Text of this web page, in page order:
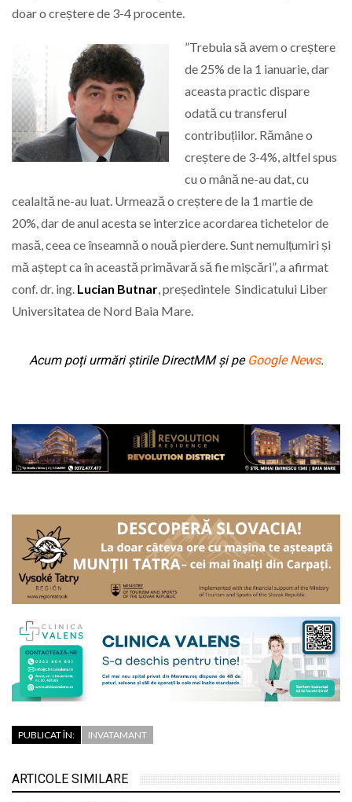
doar o creștere de 3-4 procente.
”Trebuia să avem o creștere
de 25% de la 1 ianuarie, dar
aceasta practic dispare
odată cu transferul
contribuțiilor. Rămâne o
creștere de 3-4%, altfel spus
cu o mână ne-au dat, cu
cealaltă ne-au luat. Urmează o creștere de la 1 martie de
20%, dar de anul acesta se interzice acordarea tichetelor de
masă, ceea ce înseamnă o nouă pierdere. Sunt nemulțumiri și
mă aștept ca în această primăvară să fie mișcări”, a afirmat
conf. dr. ing. Lucian Butnar, președintele Sindicatului Liber
Universitatea de Nord Baia Mare.
Acum poți urmări știrile DirectMM și pe Google News.
PUBLICAT ÎN: INVATAMANT
ARTICOLE SIMILARE